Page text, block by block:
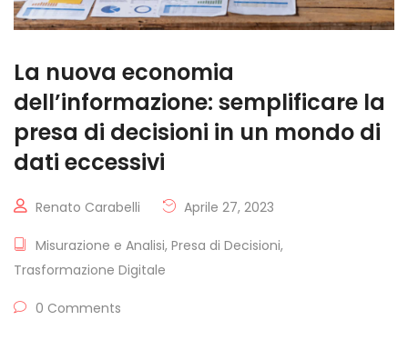
La nuova economia
dell’informazione: semplificare la
presa di decisioni in un mondo di
dati eccessivi
Renato Carabelli Aprile 27, 2023
Misurazione e Analisi, Presa di Decisioni,
Trasformazione Digitale
0 Comments